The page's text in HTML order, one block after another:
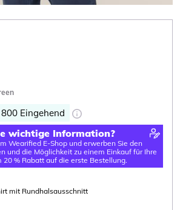
800 Eingehend
wichtige Information?
Wearified E-Shop und erwerben Sie den
und die Möglichkeit zu einem Einkauf für Ihre
% Rabatt auf die erste Bestellung.
mit Rundhalsausschnitt